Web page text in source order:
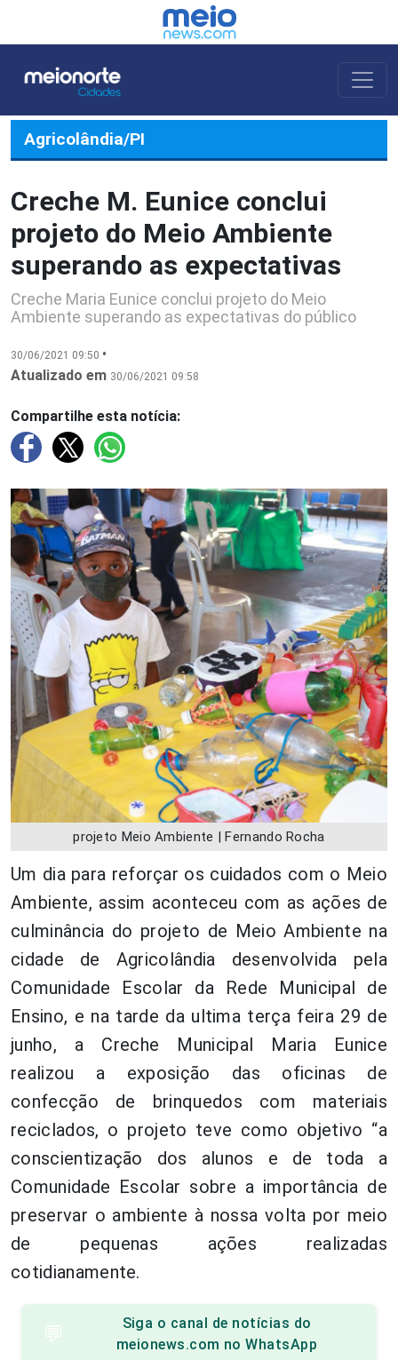
Agricolândia/PI
Creche M. Eunice conclui
projeto do Meio Ambiente
superando as expectativas
Creche Maria Eunice conclui projeto do Meio
Ambiente superando as expectativas do público
30/06/2021 09:50 •
Atualizado em 30/06/2021 09:58
Compartilhe esta notícia:
projeto Meio Ambiente | Fernando Rocha
Um dia para reforçar os cuidados com o Meio
Ambiente, assim aconteceu com as ações de
culminância do projeto de Meio Ambiente na
cidade de Agricolândia desenvolvida pela
Comunidade Escolar da Rede Municipal de
Ensino, e na tarde da ultima terça feira 29 de
junho, a Creche Municipal Maria Eunice
realizou a exposição das oficinas de
confecção de brinquedos com materiais
reciclados, o projeto teve como objetivo “a
conscientização dos alunos e de toda a
Comunidade Escolar sobre a importância de
preservar o ambiente à nossa volta por meio
de pequenas ações realizadas
cotidianamente.
💬
Siga o canal de notícias do
meionews.com no WhatsApp